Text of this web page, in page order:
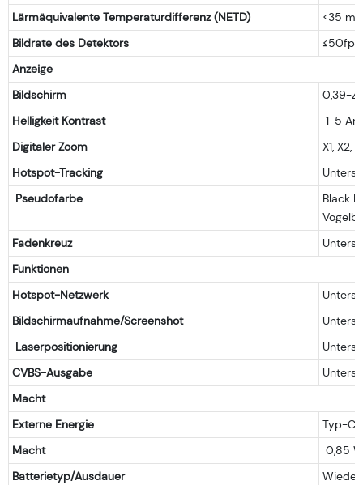
Lärmäquivalente Temperaturdifferenz (NETD)
<35
Bildrate des Detektors
≤50fps
Anzeige
Bildschirm
0,39-
Helligkeit Kontrast
1-5
Digitaler Zoom
X1, X2,
Hotspot-Tracking
Pseudofarbe
Black
Fadenkreuz
Funktionen
Hotspot-Netzwerk
Bildschirmaufnahme/Screenshot
Laserpositionierung
CVBS-Ausgabe
Macht
Externe Energie
Typ-C,
Macht
0,85
Batterietyp/Ausdauer